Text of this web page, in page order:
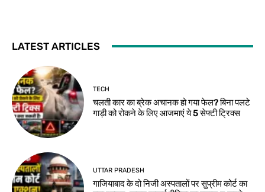
LATEST ARTICLES
TECH
चलती कार का ब्रेक अचानक हो गया फेल? बिना पलटे
गाड़ी को रोकने के लिए आजमाएं ये 5 सेफ्टी ट्रिक्स
UTTAR PRADESH
गाजियाबाद के दो निजी अस्पतालों पर सुप्रीम कोर्ट का